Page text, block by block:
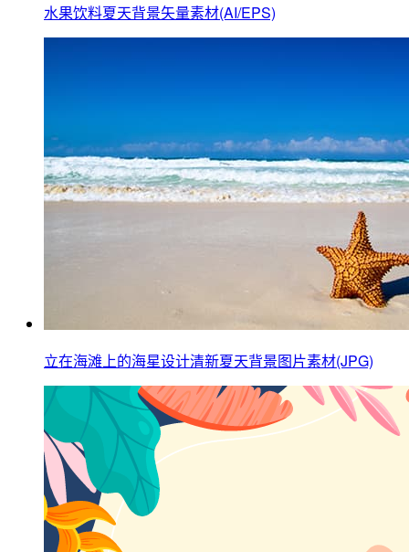
水果饮料夏天背景矢量素材(AI/EPS)
立在海滩上的海星设计清新夏天背景图片素材(JPG)